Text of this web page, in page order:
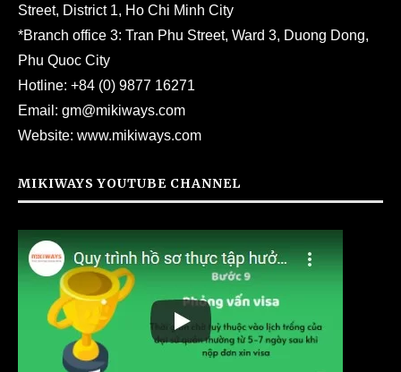
Street, District 1, Ho Chi Minh City
*Branch office 3: Tran Phu Street, Ward 3, Duong Dong,
Phu Quoc City
Hotline: +84 (0) 9877 16271
Email: gm@mikiways.com
Website: www.mikiways.com
MIKIWAYS YOUTUBE CHANNEL